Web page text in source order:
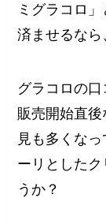
ミグラコロ
済ませるなら
グラコロの口
販売開始直
見も多くな
ーリとした
うか？